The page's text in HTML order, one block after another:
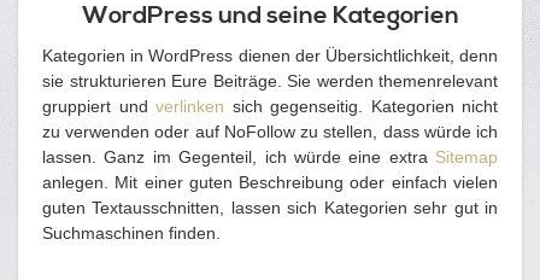
WordPress und seine Kategorien
Kategorien in WordPress dienen der Übersichtlichkeit, denn
sie strukturieren Eure Beiträge. Sie werden themenrelevant
gruppiert und verlinken sich gegenseitig. Kategorien nicht
zu verwenden oder auf NoFollow zu stellen, dass würde ich
lassen. Ganz im Gegenteil, ich würde eine extra Sitemap
anlegen. Mit einer guten Beschreibung oder einfach vielen
guten Textausschnitten, lassen sich Kategorien sehr gut in
Suchmaschinen finden.